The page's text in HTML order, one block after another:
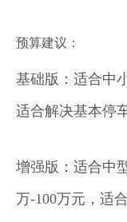
预算建议：
基础版：适合中
适合解决基本停
增强版：适合中
万-100万元，适